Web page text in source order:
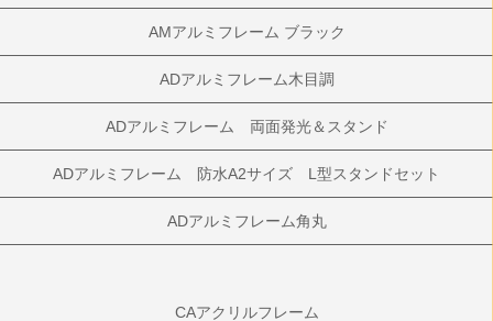
AMアルミフレーム ブラック
ADアルミフレーム木目調
ADアルミフレーム 両面発光＆スタンド
ADアルミフレーム 防水A2サイズ L型スタンドセット
ADアルミフレーム角丸
CAアクリルフレーム